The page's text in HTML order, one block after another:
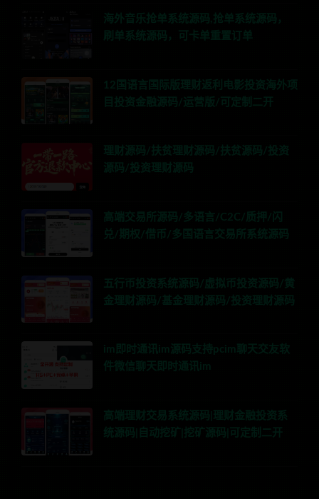
海外音乐抢单系统源码,抢单系统源码，
刷单系统源码，可卡单重置订单
12国语言国际版理财返利电影投资海外项
目投资金融源码/运营版/可定制二开
理财源码/扶贫理财源码/扶贫源码/投资
源码/投资理财源码
高端交易所源码/多语言/C2C/质押/闪
兑/期权/借币/多国语言交易所系统源码
五行币投资系统源码/虚拟币投资源码/黄
金理财源码/基金理财源码/投资理财源码
im即时通讯im源码支持pcim聊天交友软
件微信聊天即时通讯im
高端理财交易系统源码|理财金融投资系
统源码|自动挖矿|挖矿源码|可定制二开